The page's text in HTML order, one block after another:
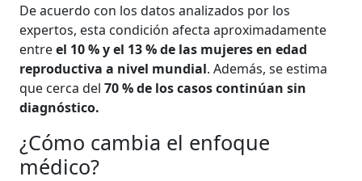
De acuerdo con los datos analizados por los
expertos, esta condición afecta aproximadamente
entreel 10 % y el 13 % de las mujeres en edad
reproductiva a nivel mundial. Además, se estima
que cerca del70 % de los casos continúan sin
diagnóstico.
¿Cómo cambia el enfoque
médico?